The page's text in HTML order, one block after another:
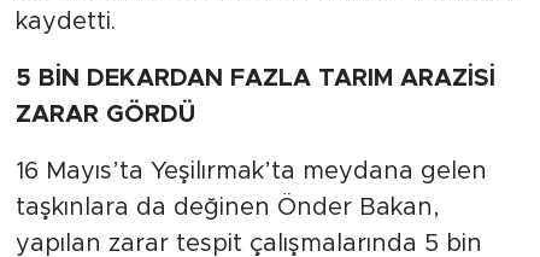
kaydetti.
5 BİN DEKARDAN FAZLA TARIM ARAZİSİ
ZARAR GÖRDÜ
16 Mayıs’ta Yeşilırmak’ta meydana gelen
taşkınlara da değinen Önder Bakan,
yapılan zarar tespit çalışmalarında 5 bin